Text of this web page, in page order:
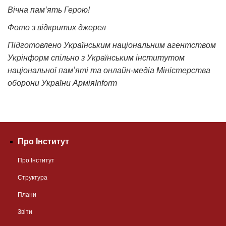
Вічна пам’ять Герою!
Фото з відкритих джерел
Підготовлено Українським національним агентством
Укрінформ спільно з Українським інститутом
національної памʼяті та онлайн-медіа Міністерства
оборони України АрміяInform
Про Інститут
Про Інститут
Структура
Плани
Звіти